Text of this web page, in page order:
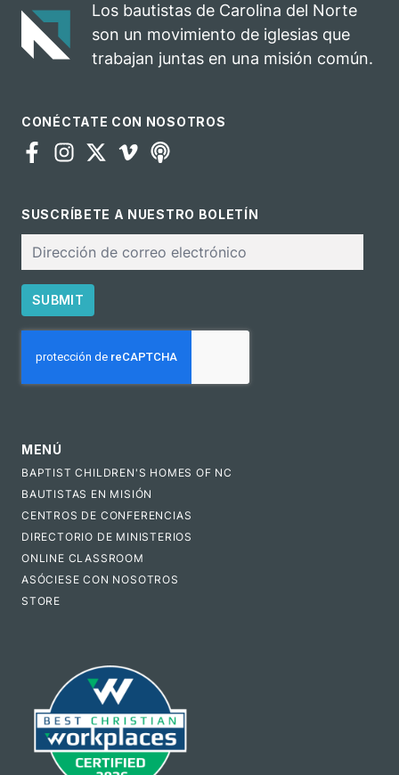
para el
ministerio
Los bautistas de Carolina del Norte
son un movimiento de iglesias que
trabajan juntas en una misión común.
CONÉCTATE CON NOSOTROS
SUSCRÍBETE A NUESTRO BOLETÍN
electrónico
SUBMIT
MENÚ
BAPTIST CHILDREN'S HOMES OF NC
BAUTISTAS EN MISIÓN
CENTROS DE CONFERENCIAS
DIRECTORIO DE MINISTERIOS
ONLINE CLASSROOM
ASÓCIESE CON NOSOTROS
STORE